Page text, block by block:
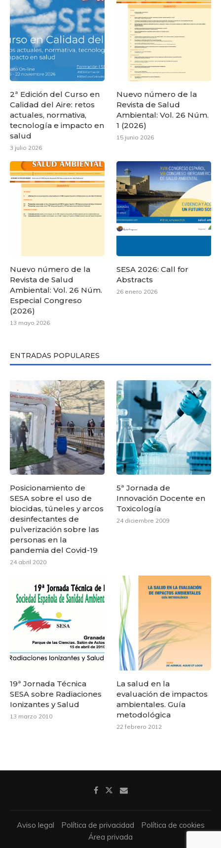
2ª Edición del Curso en
Calidad del Aire: retos
actuales, normativa,
tecnología e impacto en
salud
3 julio 2026
Nuevo número de la
Revista de Salud
Ambiental: Vol. 26 Núm.
1 (2026)
15 junio 2026
Nuevo número de la
Revista de Salud
Ambiental: Vol. 26 Núm.
Especial Congreso
(2026)
13 mayo 2026
SESA 2026: Call for
Abstracts
26 enero 2026
ENTRADAS POPULARES
Posicionamiento de
SESA sobre el uso de
biocidas, túneles y arcos
desinfectantes de
pulverización sobre las
personas en la
pandemia del Covid-19
24 abril 2020
5ª Jornada de
Innovación Docente en
Toxicología
24 diciembre 2009
19ª Jornada Técnica
SESA sobre Radiaciones
Ionizantes y Salud
13 marzo 2010
La salud en la
evaluación de impactos
ambientales. Guía
metodológica
22 febrero 2012
Aviso legal Política de privacidad
Política de cookies
Área privada